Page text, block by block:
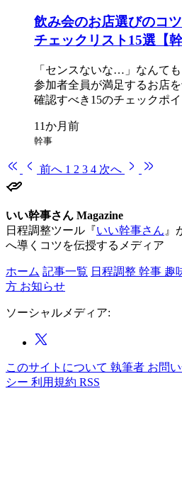
飲み会のお店選びのコツ
チェックリスト15選【幹
「センスないな…」なんて
参加者全員が満足するお店を
確認すべき15のチェックポ
幹事
前へ 1 2 3 4 次へ
いい幹事さん Magazine
日程調整ツール『いい幹事さん 』
へ導くコツを伝授するメディア
ホーム 記事一覧 日程調整 幹事 趣
方 お知らせ
ソーシャルメディア:
このサイトについて 執筆者 お問
シー 利用規約 RSS